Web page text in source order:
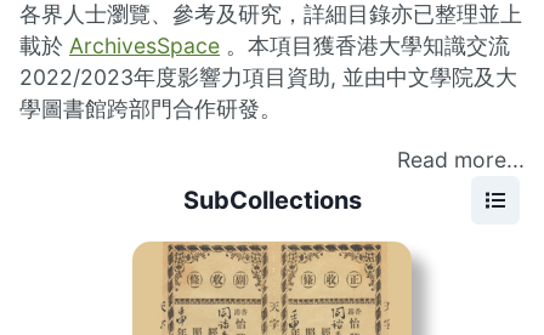
各界人士瀏覽、參考及研究，詳細目錄亦已整理並上
載於 ArchivesSpace 。本項目獲香港大學知識交流
2022/2023年度影響力項目資助, 並由中文學院及大
學圖書館跨部門合作研發。
Read more...
SubCollections